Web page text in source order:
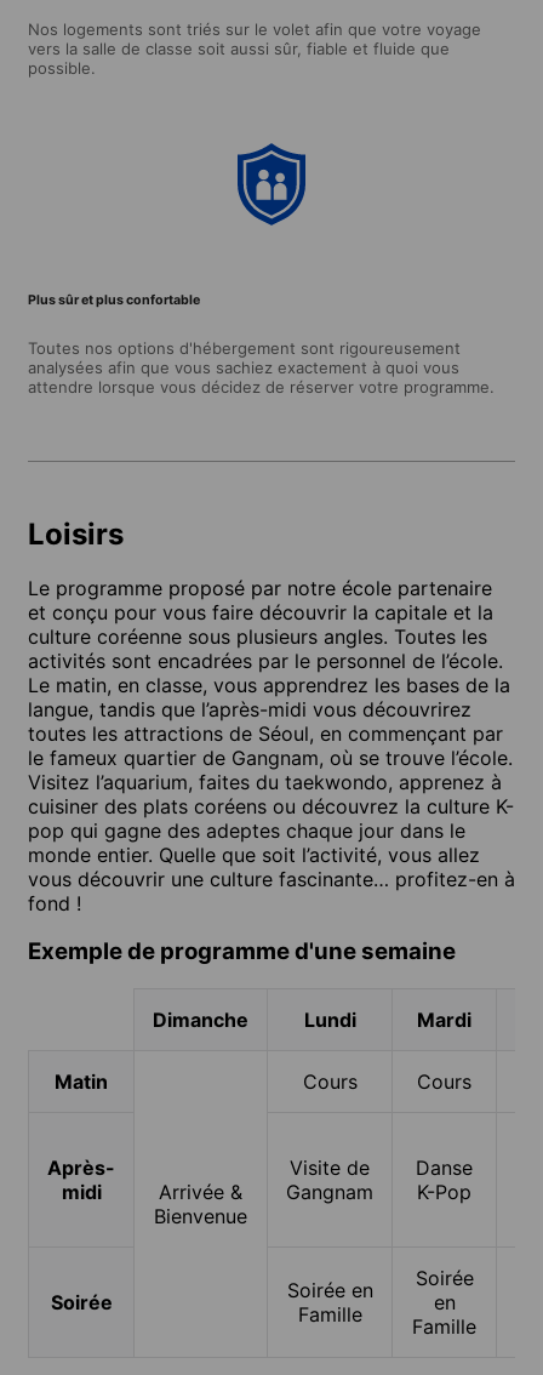
Nos logements sont triés sur le volet afin que votre voyage
vers la salle de classe soit aussi sûr, fiable et fluide que
possible.
Plus sûr et plus confortable
Toutes nos options d'hébergement sont rigoureusement
analysées afin que vous sachiez exactement à quoi vous
attendre lorsque vous décidez de réserver votre programme.
Loisirs
Le programme proposé par notre école partenaire
et conçu pour vous faire découvrir la capitale et la
culture coréenne sous plusieurs angles. Toutes les
activités sont encadrées par le personnel de l’école.
Le matin, en classe, vous apprendrez les bases de la
langue, tandis que l’après-midi vous découvrirez
toutes les attractions de Séoul, en commençant par
le fameux quartier de Gangnam, où se trouve l’école.
Visitez l’aquarium, faites du taekwondo, apprenez à
cuisiner des plats coréens ou découvrez la culture K-
pop qui gagne des adeptes chaque jour dans le
monde entier. Quelle que soit l’activité, vous allez
vous découvrir une culture fascinante… profitez-en à
fond !
Exemple de programme d'une semaine
Dimanche Lundi Mardi
Matin
Arrivée &
Bienvenue
Cours Cours
Après-
midi
Visite de
Gangnam
Danse
K-Pop
Soirée
Soirée en
Famille
Soirée
en
Famille